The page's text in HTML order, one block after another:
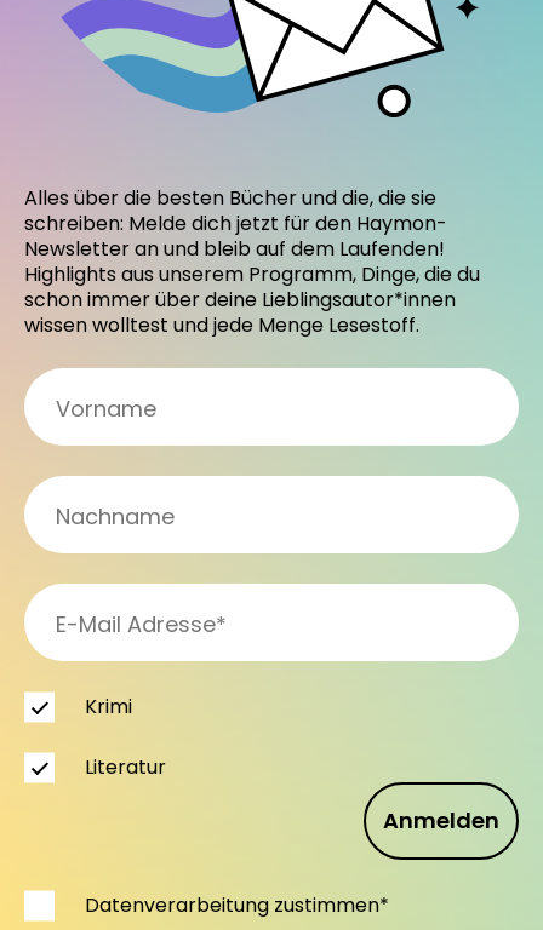
Alles über die besten Bücher und die, die sie
schreiben: Melde dich jetzt für den Haymon-
Newsletter an und bleib auf dem Laufenden!
Highlights aus unserem Programm, Dinge, die du
schon immer über deine Lieblingsautor*innen
wissen wolltest und jede Menge Lesestoff.
Anmelden
Krimi
Literatur
Datenverarbeitung zustimmen*